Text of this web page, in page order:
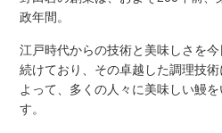
政年間。
江戸時代からの技術と美味しさを
続けており、その卓越した調理技
よって、多くの人々に美味しい鰻
す。